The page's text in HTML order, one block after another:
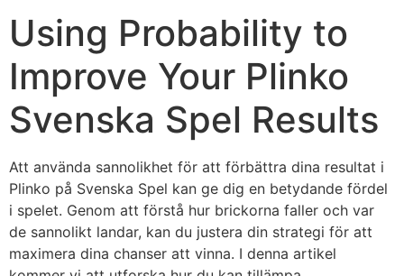
Using Probability to
Improve Your Plinko
Svenska Spel Results
Att använda sannolikhet för att förbättra dina resultat i
Plinko på Svenska Spel kan ge dig en betydande fördel
i spelet. Genom att förstå hur brickorna faller och var
de sannolikt landar, kan du justera din strategi för att
maximera dina chanser att vinna. I denna artikel